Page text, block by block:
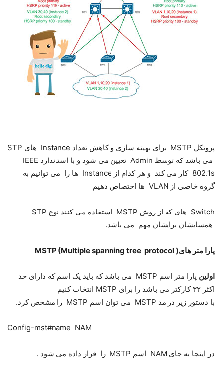
پروتکل MSTP برای بهینه سازی و کاهش تعداد Instance های STP
می باشد که توسط Admin تعیین می شود و با استاندارد IEEE
802.1s کار می کند و هر کدام از Instance ها را می توانیم به
گروه خاصی از VLAN ها اختصاص دهیم
Switch های که از روش MSTP استفاده می کنند نوع STP
همسایشان برایشان مهم می باشد.
پارا متر های( MSTP (Multiple spanning tree protocol
اولین
پارا متر اسم MSTP می باشد که باید یک اسم که دارای حد
اکثر ۳۲ کارکتر می باشد را برای MSTP انتخاب کنیم
با دستور زیر در مد MSTP می توان اسم MSTP را مشخص کرد.
Config-mst#name NAM
در اینجا به جای NAM اسم MSTP را قرار داده می شود .